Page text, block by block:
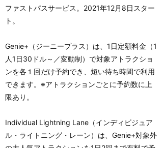
ファストパスサービス。2021年12月8日スター
ト。
Genie+（ジーニープラス）は、1日定額料金（1
人1日30ドル～／変動制）で対象アトラクショ
ンを各１回だけ予約でき、短い待ち時間で利用
できます。※アトラクションごとに予約数に上
限あり。
Individual Lightning Lane（インディビジュア
ル・ライトニング・レーン）は、Genie+対象外